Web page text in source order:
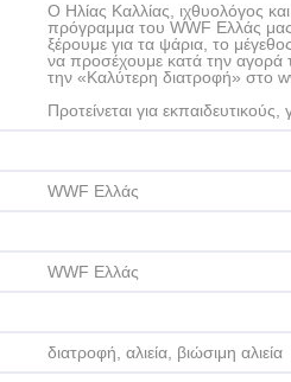
Ο Ηλίας Καλλίας, ιχθυολόγος
πρόγραμμα του WWF Ελλάς μας
ξέρουμε για τα ψάρια, το
να προσέχουμε κατά την αγορά
την «Καλύτερη διατροφή» στο
Προτείνεται για
WWF Ελλάς
WWF Ελλάς
διατροφή, αλιεία, βιώσιμη αλιεία